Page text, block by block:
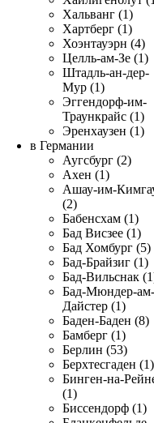
Хальванг (1)
Хартберг (1)
Хоэнтауэрн (4)
Целль-ам-Зе (1)
Штадль-ан-дер-
Мур (1)
Эггендорф-им-
Траункрайс (1)
Эренхаузен (1)
в Германии
Аугсбург (2)
Ахен (1)
Ашау-им-
(2)
Бабенсхам (1)
Бад Висзее (1)
Бад Хомбург (5)
Бад-Брайзиг (1)
Бад-Вильснак
Бад-Мюндер-ам-
Дайстер (1)
Баден-Баден (8)
Бамберг (1)
Берлин (53)
Берхтесгаден (1)
Бинген-на-
(1)
Биссендорф (1)